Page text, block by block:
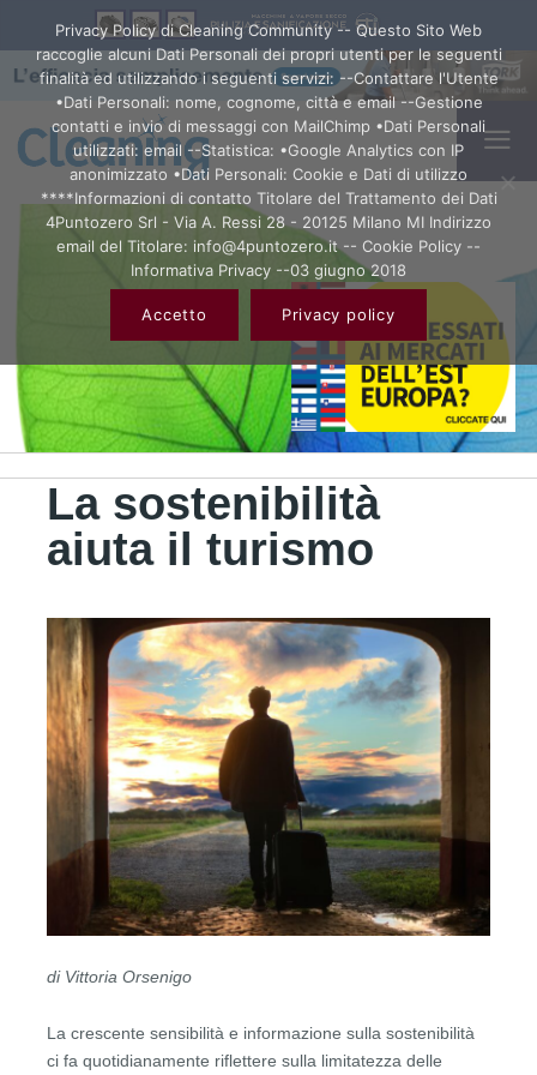
La sostenibilità
aiuta il turismo
di Vittoria Orsenigo
La crescente sensibilità e informazione sulla sostenibilità
ci fa quotidianamente riflettere sulla limitatezza delle
Privacy Policy di Cleaning Community -- Questo Sito Web
raccoglie alcuni Dati Personali dei propri utenti per le seguenti
finalità ed utilizzando i seguenti servizi: --Contattare l'Utente
•Dati Personali: nome, cognome, città e email --Gestione
contatti e invio di messaggi con MailChimp •Dati Personali
utilizzati: email --Statistica: •Google Analytics con IP
anonimizzato •Dati Personali: Cookie e Dati di utilizzo
****Informazioni di contatto Titolare del Trattamento dei Dati
4Puntozero Srl - Via A. Ressi 28 - 20125 Milano MI Indirizzo
email del Titolare: info@4puntozero.it -- Cookie Policy --
Informativa Privacy --03 giugno 2018
Accetto Privacy policy